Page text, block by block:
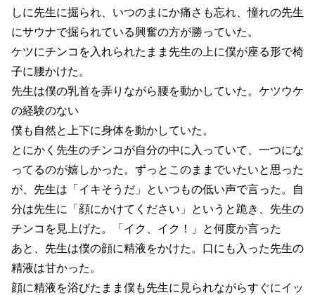
しに先生に掘られ、いつのまにか痛さも忘れ、憧れの先生
にサウナで掘られている興奮の方が勝っていた。
ケツにチンコを入れられたまま先生の上に僕が座る形で椅
子に腰かけた。
先生は僕の乳首を弄りながら腰を動かしていた。ケツウケ
の経験のない
僕も自然と上下に身体を動かしていた。
とにかく先生のチンコが自分の中に入っていて、一つにな
ってるのが嬉しかった。ずっとこのままでいたいと思った
が、先生は「イキそうだ」といつもの低い声で言った。自
分は先生に「顔にかけてください」というと跪き、先生の
チンコを見上げた。「イク、イク！」と何度か言った
あと、先生は僕の顔に精液をかけた。口にも入った先生の
精液は甘かった。
顔に精液を浴びたまま僕も先生に見られながらすぐにイッ